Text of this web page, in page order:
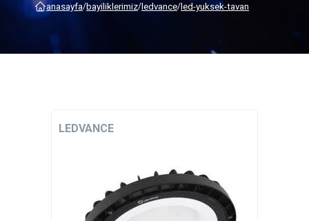
anasayfa/bayi̇li̇kleri̇mi̇z/ ledvance/ led-yuksek-tavan
LEDVANCE